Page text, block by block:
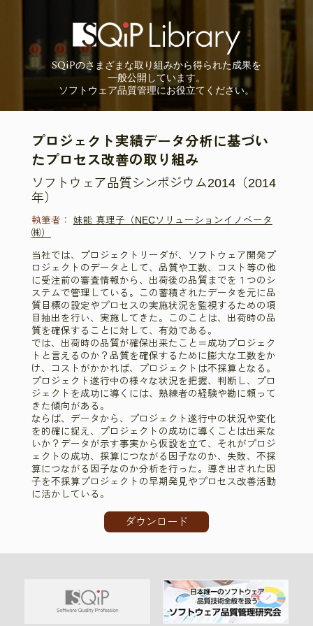
SQiPのさまざまな取り組みから得られた成果を
一般公開しています。
ソフトウェア品質管理にお役立てください。
プロジェクト実績データ分析に基づい
たプロセス改善の取り組み
ソフトウェア品質シンポジウム2014（2014
年）
執筆者：
妹能 真理子（NECソリューションイノベータ
㈱）
当社では、プロジェクトリーダが、ソフトウェア開発プ
ロジェクトのデータとして、品質や工数、コスト等の他
に受注前の審査情報から、出荷後の品質までを１つのシ
ステムで管理している。この蓄積されたデータを元に品
質目標の設定やプロセスの実施状況を監視するための項
目抽出を行い、実施してきた。このことは、出荷時の品
質を確保することに対して、有効である。
では、出荷時の品質が確保出来たこと＝成功プロジェク
トと言えるのか？品質を確保するために膨大な工数をか
け、コストがかかれば、プロジェクトは不採算となる。
プロジェクト遂行中の様々な状況を把握、判断し、プロ
ジェクトを成功に導くには、熟練者の経験や勘に頼って
きた傾向がある。
ならば、データから、プロジェクト遂行中の状況や変化
を的確に捉え、プロジェクトの成功に導くことは出来な
いか？データが示す事実から仮設を立て、それがプロジ
ェクトの成功、採算につながる因子なのか、失敗、不採
算につながる因子なのか分析を行った。導き出された因
子を不採算プロジェクトの早期発見やプロセス改善活動
に活かしている。
ダウンロード